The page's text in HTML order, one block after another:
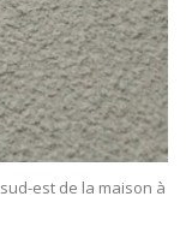
est de la maison à